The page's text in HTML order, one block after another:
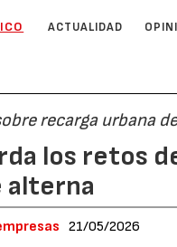
ACTUALIDAD
recarga urbana
los retos
21/05/2026